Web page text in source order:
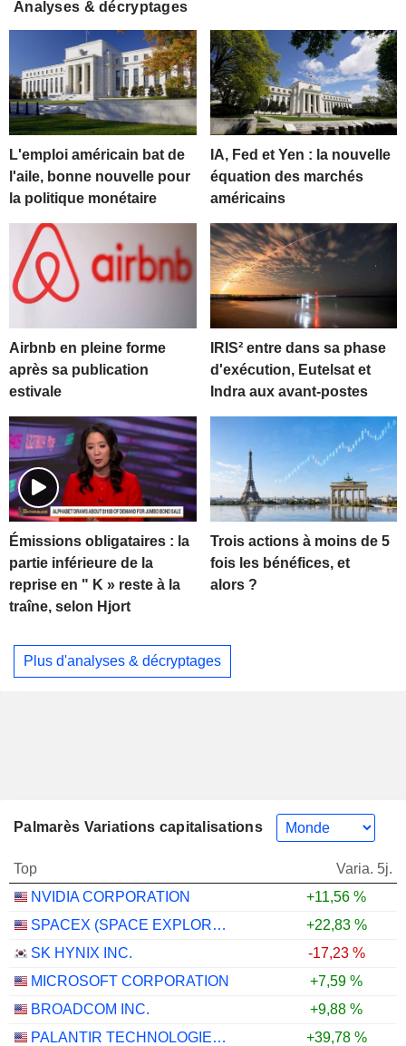
Analyses & décryptages
L'emploi américain bat de
l'aile, bonne nouvelle pour
la politique monétaire
IA, Fed et Yen : la nouvelle
équation des marchés
américains
Airbnb en pleine forme
après sa publication
estivale
IRIS² entre dans sa phase
d'exécution, Eutelsat et
Indra aux avant-postes
Émissions obligataires : la
partie inférieure de la
reprise en " K » reste à la
traîne, selon Hjort
Trois actions à moins de 5
fois les bénéfices, et
alors ?
Plus d'analyses & décryptages
Palmarès Variations capitalisations
Top
Varia. 5j.
NVIDIA CORPORATION
+11,56 %
SPACEX (SPACE EXPLORATION TECHNOLOGIES)
+22,83 %
SK HYNIX INC.
-17,23 %
MICROSOFT CORPORATION
+7,59 %
BROADCOM INC.
+9,88 %
PALANTIR TECHNOLOGIES INC.
+39,78 %